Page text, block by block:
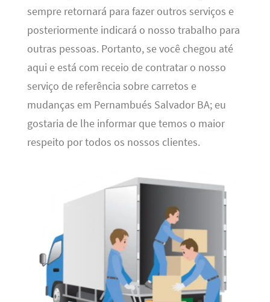
sempre retornará para fazer outros serviços e
posteriormente indicará o nosso trabalho para
outras pessoas. Portanto, se você chegou até
aqui e está com receio de contratar o nosso
serviço de referência sobre carretos e
mudanças em Pernambués Salvador BA; eu
gostaria de lhe informar que temos o maior
respeito por todos os nossos clientes.